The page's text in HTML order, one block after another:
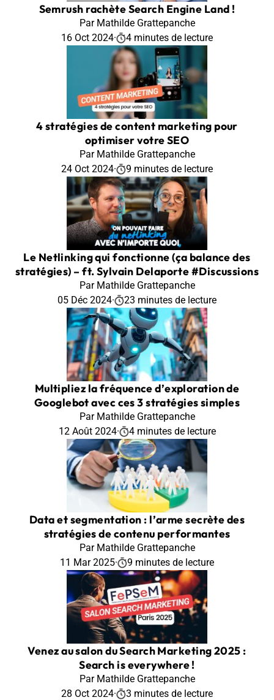
Semrush rachète Search Engine Land !
Par Mathilde Grattepanche
16 Oct 2024· 4 minutes de lecture
4 stratégies de content marketing pour
optimiser votre SEO
Par Mathilde Grattepanche
24 Oct 2024· 9 minutes de lecture
Le Netlinking qui fonctionne (ça balance des
stratégies) – ft. Sylvain Delaporte #Discussions
Par Mathilde Grattepanche
05 Déc 2024· 23 minutes de lecture
Multipliez la fréquence d’exploration de
Googlebot avec ces 3 stratégies simples
Par Mathilde Grattepanche
12 Août 2024· 4 minutes de lecture
Data et segmentation : l’arme secrète des
stratégies de contenu performantes
Par Mathilde Grattepanche
11 Mar 2025· 9 minutes de lecture
Venez au salon du Search Marketing 2025 :
Search is everywhere !
Par Mathilde Grattepanche
28 Oct 2024· 3 minutes de lecture